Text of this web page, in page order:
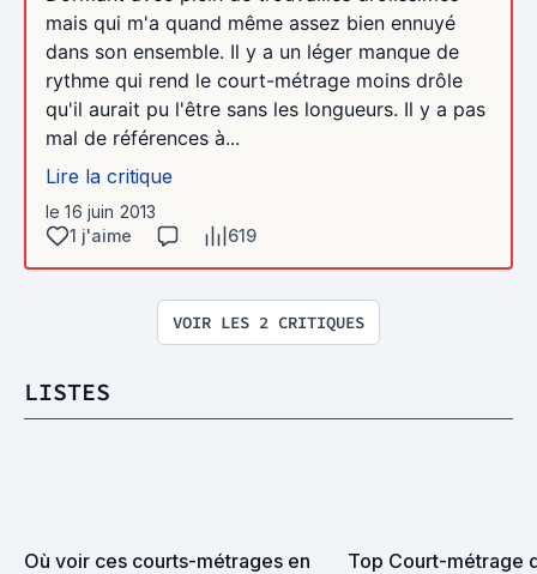
mais qui m'a quand même assez bien ennuyé
dans son ensemble. Il y a un léger manque de
rythme qui rend le court-métrage moins drôle
qu'il aurait pu l'être sans les longueurs. Il y a pas
mal de références à...
Lire la critique
le 16 juin 2013
1 j'aime
619
VOIR LES 2 CRITIQUES
LISTES
Où voir ces courts-métrages en
Top Court-métrage